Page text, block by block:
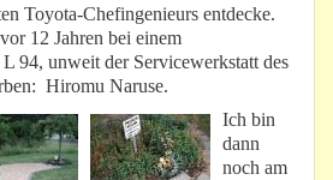
Toyota-Chefingenieurs entdecke.
12 Jahren bei einem
94, unweit der Servicewerkstatt des
Hiromu Naruse.
Ich bin
dann
noch am